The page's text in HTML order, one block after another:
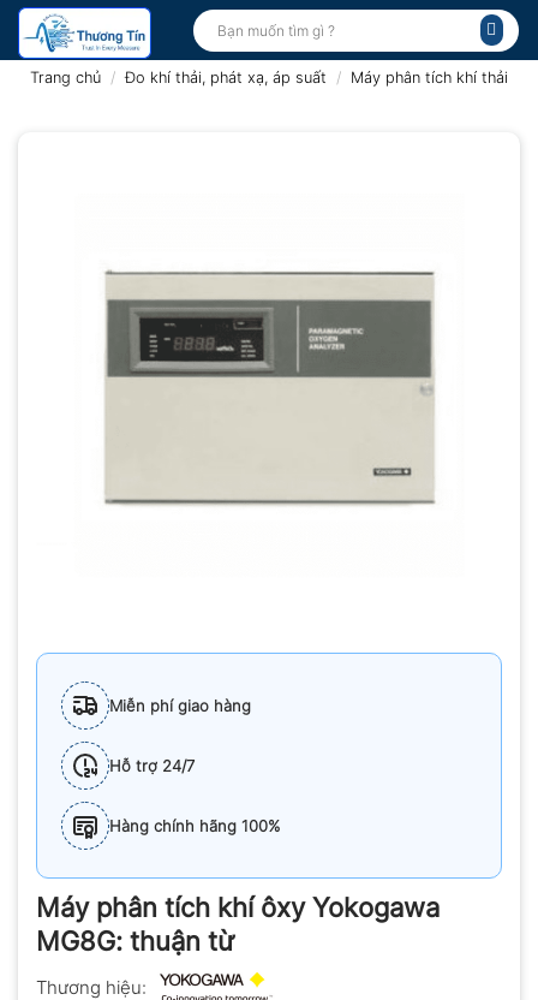
Bỏ
qua
Tìm
kiếm:
Trang chủ / Đo khí thải, phát xạ, áp suất / Máy phân tích khí thải
Miễn phí giao hàng
Hỗ trợ 24/7
Hàng chính hãng 100%
Máy phân tích khí ôxy Yokogawa
MG8G: thuận từ
Thương hiệu: